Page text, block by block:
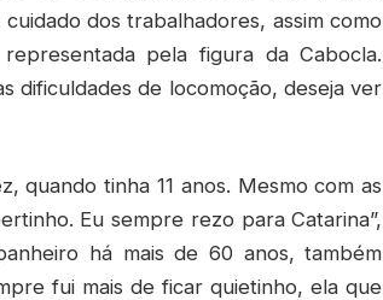
dos trabalhadores, assim como
pela figura da Cabocla.
dificuldades de locomoção, deseja ver
quando tinha 11 anos. Mesmo com as
Eu sempre rezo para Catarina”,
há mais de 60 anos, também
fui mais de ficar quietinho, ela que